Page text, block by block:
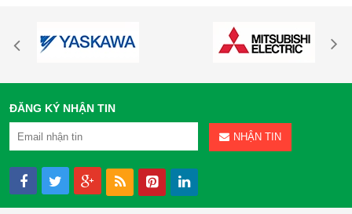
ĐĂNG KÝ NHẬN TIN
NHẬN TIN